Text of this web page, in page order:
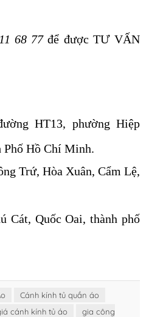
68 77để được TƯ VẤN
HT13, phường Hiệp
Phố Hồ Chí Minh.
Trứ, Hòa Xuân, Cẩm Lệ,
Cát, Quốc Oai, thành phố
Cánh kính tủ quần áo
cánh kính tủ áo
gia công